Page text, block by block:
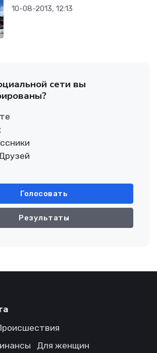
10-08-2013, 12:13
сети вы
Голосовать
Результаты
Для женщин